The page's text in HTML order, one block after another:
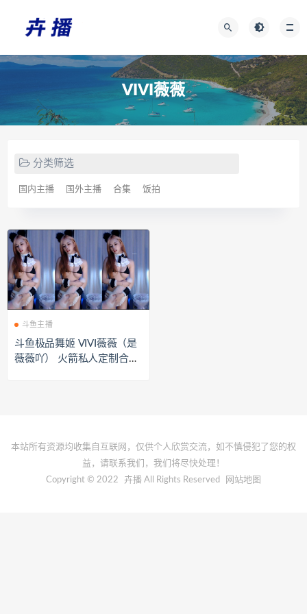
VIVI薇薇
分类筛选
国内主播 国外主播 合集 饭拍
斗鱼主播
斗鱼极品舞姬 VIVI薇薇（是
薇薇吖） 火箭私人定制合集
本站所有资源均收集自互联网，仅供个人欣赏交流，如不慎侵犯了您的权
益，请联系我们，我们将尽快处理！
Copyright © 2022
卉播 All Rights Reserved 网站地图